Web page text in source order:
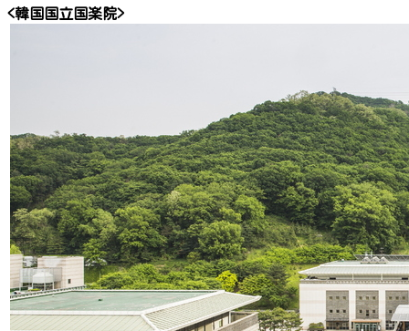
<韓国国立国楽院>